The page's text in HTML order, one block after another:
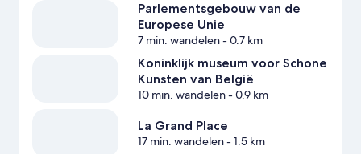
Parlementsgebouw van de
Europese Unie
7 min. wandelen- 0.7 km
Koninklijk museum voor Schone
Kunsten van België
10 min. wandelen- 0.9 km
La Grand Place
17 min. wandelen- 1.5 km